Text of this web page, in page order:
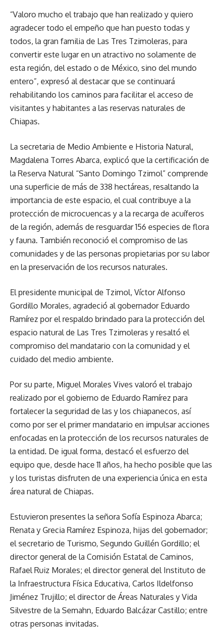
“Valoro mucho el trabajo que han realizado y quiero
agradecer todo el empeño que han puesto todas y
todos, la gran familia de Las Tres Tzimoleras, para
convertir este lugar en un atractivo no solamente de
esta región, del estado o de México, sino del mundo
entero”, expresó al destacar que se continuará
rehabilitando los caminos para facilitar el acceso de
visitantes y habitantes a las reservas naturales de
Chiapas.
La secretaria de Medio Ambiente e Historia Natural,
Magdalena Torres Abarca, explicó que la certificación de
la Reserva Natural “Santo Domingo Tzimol” comprende
una superficie de más de 338 hectáreas, resaltando la
importancia de este espacio, el cual contribuye a la
protección de microcuencas y a la recarga de acuíferos
de la región, además de resguardar 156 especies de flora
y fauna. También reconoció el compromiso de las
comunidades y de las personas propietarias por su labor
en la preservación de los recursos naturales.
El presidente municipal de Tzimol, Víctor Alfonso
Gordillo Morales, agradeció al gobernador Eduardo
Ramírez por el respaldo brindado para la protección del
espacio natural de Las Tres Tzimoleras y resaltó el
compromiso del mandatario con la comunidad y el
cuidado del medio ambiente.
Por su parte, Miguel Morales Vives valoró el trabajo
realizado por el gobierno de Eduardo Ramírez para
fortalecer la seguridad de las y los chiapanecos, así
como por ser el primer mandatario en impulsar acciones
enfocadas en la protección de los recursos naturales de
la entidad. De igual forma, destacó el esfuerzo del
equipo que, desde hace 11 años, ha hecho posible que las
y los turistas disfruten de una experiencia única en esta
área natural de Chiapas.
Estuvieron presentes la señora Sofía Espinoza Abarca;
Renata y Grecia Ramírez Espinoza, hijas del gobernador;
el secretario de Turismo, Segundo Guillén Gordillo; el
director general de la Comisión Estatal de Caminos,
Rafael Ruiz Morales; el director general del Instituto de
la Infraestructura Física Educativa, Carlos Ildelfonso
Jiménez Trujillo; el director de Áreas Naturales y Vida
Silvestre de la Semahn, Eduardo Balcázar Castillo; entre
otras personas invitadas.